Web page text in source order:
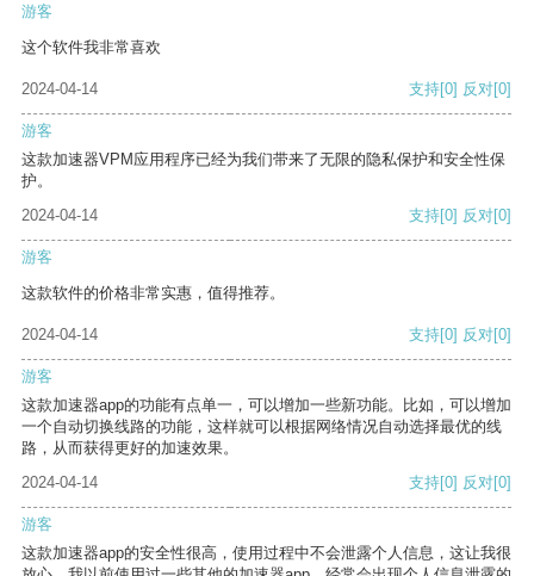
游客
这个软件我非常喜欢
2024-04-14 支持[0] 反对[0]
游客
这款加速器VPM应用程序已经为我们带来了无限的隐私保护和安全性保
护。
2024-04-14
支持[0] 反对[0]
游客
这款软件的价格非常实惠，值得推荐。
2024-04-14 支持[0] 反对[0]
游客
这款加速器app的功能有点单一，可以增加一些新功能。比如，可以增加
一个自动切换线路的功能，这样就可以根据网络情况自动选择最优的线
路，从而获得更好的加速效果。
2024-04-14
支持[0] 反对[0]
游客
这款加速器app的安全性很高，使用过程中不会泄露个人信息，这让我很